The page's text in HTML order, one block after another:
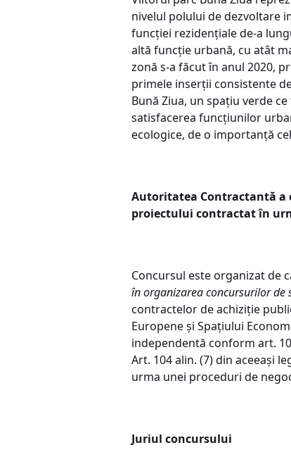
nivelul polului de dezvoltare
funcției rezidențiale de-a
altă funcție urbană, cu atât
zonă s-a făcut în anul 2020,
primele inserții consistente
Bună Ziua, un spațiu verde
satisfacerea funcțiunilor
ecologice, de o importanță
Autoritatea Contractantă a
proiectului contractat în
Concursul este organizat de
în organizarea concursurilor de
contractelor de achiziție
Europene și Spațiului
independentă conform art.
Art. 104 alin. (7) din aceeași
urma unei proceduri de
Juriul concursului